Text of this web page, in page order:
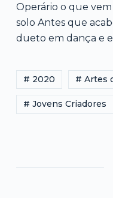
Operário o que
solo Antes que
dueto em dança e
# 2020 # Artes
# Jovens Criadores